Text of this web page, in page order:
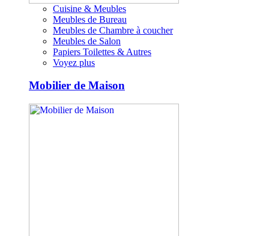
Cuisine & Meubles
Meubles de Bureau
Meubles de Chambre à coucher
Meubles de Salon
Papiers Toilettes & Autres
Voyez plus
Mobilier de Maison